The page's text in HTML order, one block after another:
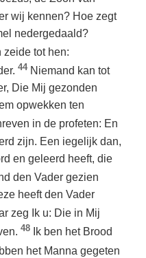
wij kennen? Hoe zegt
nedergedaald?
zeide tot hen:
44 Niemand kan tot
Die Mij gezonden
opwekken ten
in de profeten: En
zijn. Een iegelijk dan,
en geleerd heeft, die
den Vader gezien
heeft den Vader
zeg Ik u: Die in Mij
48
Ik ben het Brood
het Manna gegeten